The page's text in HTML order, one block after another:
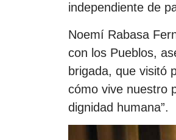
independiente de
Noemí Rabasa
con los Pueblos,
brigada, que visitó
cómo vive nuestro
dignidad humana”.